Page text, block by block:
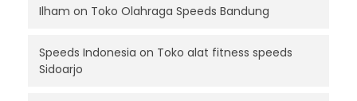
Ilham on Toko Olahraga Speeds Bandung
Speeds Indonesia on Toko alat fitness speeds
Sidoarjo